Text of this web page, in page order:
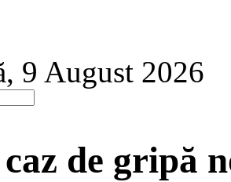
9 August 2026
de gripă